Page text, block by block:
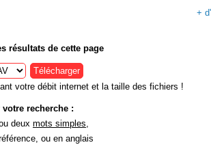
+
résultats de cette page
votre débit internet et la taille des fichiers !
recherche :
deux mots simples
ou en anglais